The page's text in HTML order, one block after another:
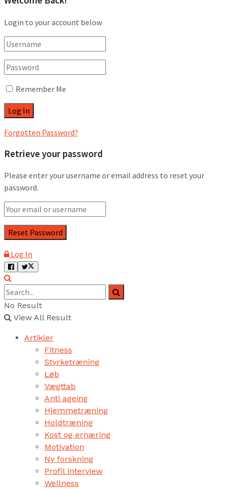
Login to your account below
Remember Me
Forgotten Password?
Retrieve your password
Please enter your username or email address to reset your
password.
Log In
No Result
View All Result
Artikler
Fitness
Styrketræning
Løb
Vægttab
Anti ageing
Hjemmetræning
Holdtræning
Kost og ernæring
Motivation
Ny forskning
Profil interview
Wellness